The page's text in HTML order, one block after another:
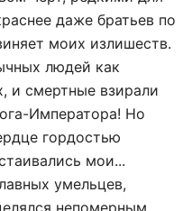
даже братьев по
моих излишеств.
людей как
и смертные взирали
Императора! Но
гордостью
мои...
умельцев,
непомерным